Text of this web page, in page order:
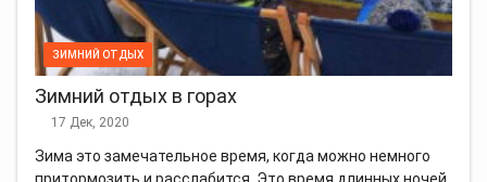
ЗИМНИЙ ОТДЫХ
Зимний отдых в горах
17 Дек, 2020
Зима это замечательное время, когда можно немного
притормозить и расслабится. Это время длинных ночей,